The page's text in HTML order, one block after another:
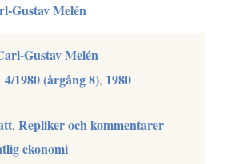
Gustav Melén
Gustav Melén
4/1980 (årgång 8), 1980
,Repliker och kommentarer
ekonomi